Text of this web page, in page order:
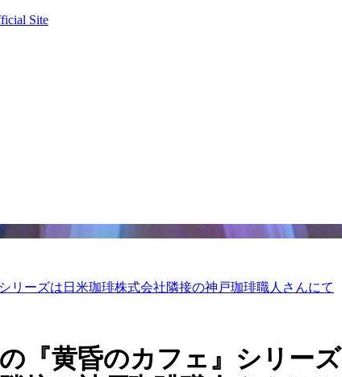
Site
ーズは日米珈琲株式会社隣接の神戸珈琲職人さんにて
『黄昏のカフェ』シリーズ